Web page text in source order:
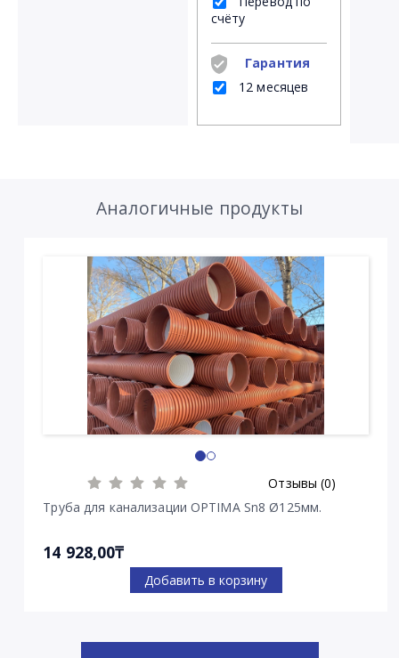
счёту
Гарантия
12 месяцев
Аналогичные продукты
Отзывы (0)
Труба для канализации OPTIMA Sn8 Ø125мм.
14 928,00₸
Добавить в корзину